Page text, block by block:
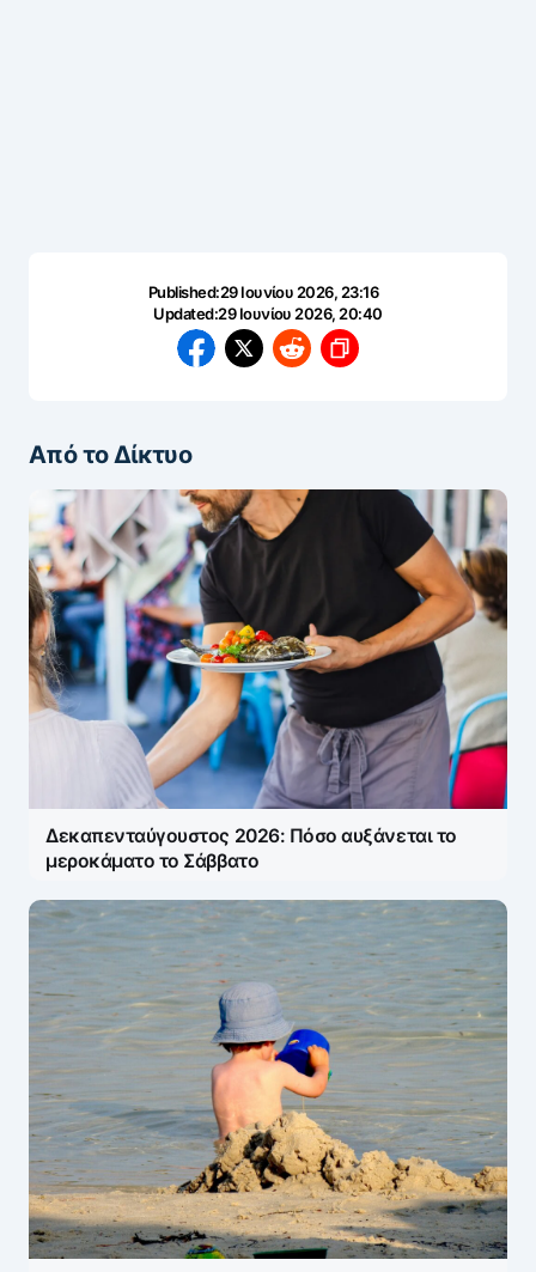
Published:29 Ιουνίου 2026, 23:16
Updated:29 Ιουνίου 2026, 20:40
Από το Δίκτυο
Δεκαπενταύγουστος 2026: Πόσο αυξάνεται το
μεροκάματο το Σάββατο